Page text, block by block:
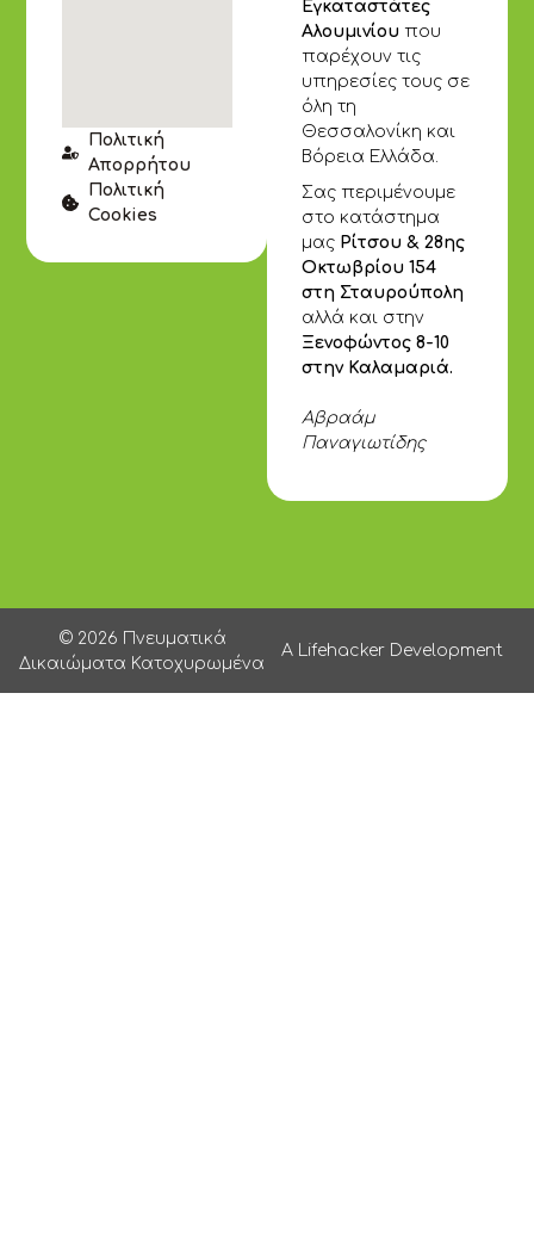
Εγκαταστάτες
Αλουμινίου που
παρέχουν τις
υπηρεσίες τους σε
όλη τη
Θεσσαλονίκη και
Βόρεια Ελλάδα.
Σας περιμένουμε
στο κατάστημα
μας Ρίτσου & 28ης
Οκτωβρίου 154
στη Σταυρούπολη
αλλά και στην
Ξενοφώντος 8-10
στην Καλαμαριά.
Αβραάμ
Παναγιωτίδης
Πολιτική
Απορρήτου
Πολιτική
Cookies
© 2026 Πνευματικά
Δικαιώματα Κατοχυρωμένα
A Lifehacker Development